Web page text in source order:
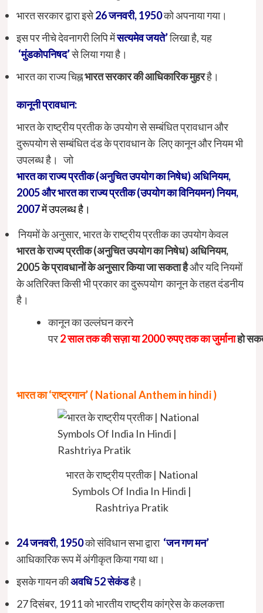
भारत सरकार द्वारा इसे26 जनवरी, 1950को अपनाया गया।
इस पर नीचे देवनागरी लिपि मेंसत्यमेव जयते’लिखा है, यह
‘मुंडकोपनिषद’से लिया गया है।
भारत का राज्य चिह्नभारतसरकारकीआधिकारिकमुहरहै।
कानूनीप्रावधान:
भारत के राष्ट्रीय प्रतीक के उपयोग से सम्बंधित प्रावधान और
दुरूपयोग से सम्बंधित दंड के प्रावधान के लिए कानून और नियम भी
उपलब्ध है। जो
भारतकाराज्यप्रतीक(अनुचितउपयोगकानिषेध)अधिनियम,
2005 और भारत का राज्य प्रतीक (उपयोग का विनियमन) नियम,
2007में उपलब्ध है।
नियमों के अनुसार, भारत के राष्ट्रीय प्रतीक का उपयोग केवल
भारतकेराज्यप्रतीक(अनुचितउपयोगकानिषेध)अधिनियम,
2005केप्रावधानोंकेअनुसारकियाजासकताहैऔर यदि नियमों
के अतिरिक्त किसी भी प्रकार का दुरूपयोग कानून के तहत दंडनीय
है।
कानून का उल्लंघन करने
पर 2सालतककीसज़ाया2000रुपएतककाजुर्मानाहो
भारत का ‘राष्ट्रगान’ ( National Anthem in hindi )
भारत के राष्ट्रीय प्रतीक | National
Symbols Of India In Hindi |
Rashtriya Pratik
24 जनवरी, 1950को संविधान सभा द्वारा ‘जन गण मन’
आधिकारिक रूप में अंगीकृत किया गया था।
इसके गायन कीअवधि 52 सेकंडहै।
27 दिसंबर, 1911 को भारतीय राष्ट्रीय कांग्रेस के कलकत्ता